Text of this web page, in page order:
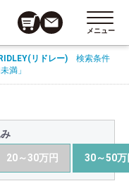
メニュー
RIDLEY(リドレー) 検索条件
満」
20～30万円 30～50万